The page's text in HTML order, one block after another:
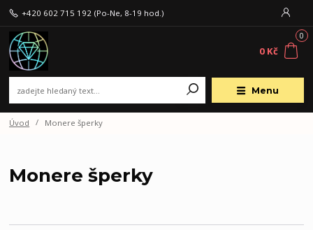
Menu
+420 602 715 192 (Po-Ne, 8-19 hod.)
0
0 Kč
Úvod Monere šperky
Monere šperky